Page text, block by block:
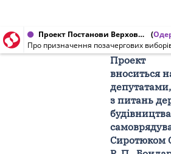
Проект Постанови Верховної Ради України від 29.04.2013 № 1201-144 (